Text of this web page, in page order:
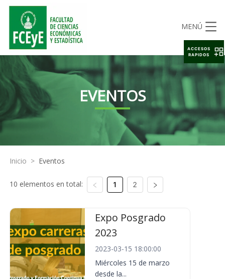
MENÚ
EVENTOS
Inicio > Eventos
10 elementos en total: 1 2
Expo Posgrado
2023
2023-03-15 18:00:00
Miércoles 15 de marzo
desde la...
ACCESOS
RAPIDOS